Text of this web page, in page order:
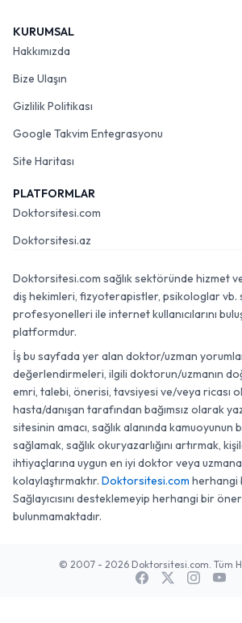
KURUMSAL
Hakkımızda
Bize Ulaşın
Gizlilik Politikası
Google Takvim Entegrasyonu
Site Haritası
PLATFORMLAR
Doktorsitesi.com
Doktorsitesi.az
Doktorsitesi.com sağlık sektöründe hizmet
diş hekimleri, fizyoterapistler, psikologlar vb.
profesyonelleri ile internet kullanıcılarını
platformdur.
İş bu sayfada yer alan doktor/uzman
değerlendirmeleri, ilgili doktorun/uzmanın
emri, talebi, önerisi, tavsiyesi ve/veya ricası
hasta/danışan tarafından bağımsız olarak
sitesinin amacı, sağlık alanında kamuoyunun
sağlamak, sağlık okuryazarlığını artırmak,
ihtiyaçlarına uygun en iyi doktor veya uzmana
kolaylaştırmaktır. Doktorsitesi.com herhangi
Sağlayıcısını desteklemeyip herhangi bir
bulunmamaktadır.
© 2007 - 2026 Doktorsitesi.com. Tüm